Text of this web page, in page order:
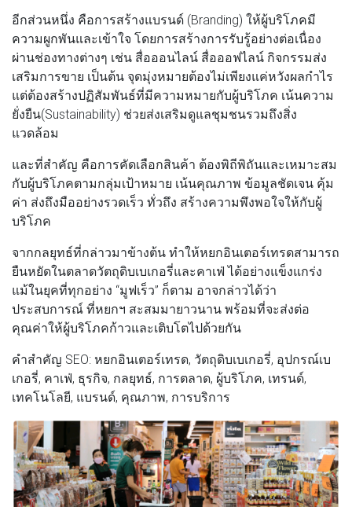
อีกส่วนหนึ่ง คือการสร้างแบรนด์ (Branding) ให้ผู้บริโภคมี
ความผูกพันและเข้าใจ โดยการสร้างการรับรู้อย่างต่อเนื่อง
ผ่านช่องทางต่างๆ เช่น สื่อออนไลน์ สื่อออฟไลน์ กิจกรรมส่ง
เสริมการขาย เป็นต้น จุดมุ่งหมายต้องไม่เพียงแค่หวังผลกำไร
แต่ต้องสร้างปฏิสัมพันธ์ที่มีความหมายกับผู้บริโภค เน้นความ
ยั่งยืน(Sustainability) ช่วยส่งเสริมดูแลชุมชนรวมถึงสิ่ง
แวดล้อม
และที่สำคัญ คือการคัดเลือกสินค้า ต้องพิถีพิถันและเหมาะสม
กับผู้บริโภคตามกลุ่มเป้าหมาย เน้นคุณภาพ ข้อมูลชัดเจน คุ้ม
ค่า ส่งถึงมืออย่างรวดเร็ว ทั่วถึง สร้างความพึงพอใจให้กับผู้
บริโภค
จากกลยุทธ์ที่กล่าวมาข้างต้น ทำให้หยกอินเตอร์เทรดสามารถ
ยืนหยัดในตลาดวัตถุดิบเบเกอรี่และคาเฟ่ ได้อย่างแข็งแกร่ง
แม้ในยุคที่ทุกอย่าง “มูฟเร็ว” ก็ตาม อาจกล่าวได้ว่า
ประสบการณ์ ที่หยกฯ สะสมมายาวนาน พร้อมที่จะส่งต่อ
คุณค่าให้ผู้บริโภคก้าวและเติบโตไปด้วยกัน
คำสำคัญ SEO: หยกอินเตอร์เทรด, วัตถุดิบเบเกอรี่, อุปกรณ์เบ
เกอรี่, คาเฟ่, ธุรกิจ, กลยุทธ์, การตลาด, ผู้บริโภค, เทรนด์,
เทคโนโลยี, แบรนด์, คุณภาพ, การบริการ